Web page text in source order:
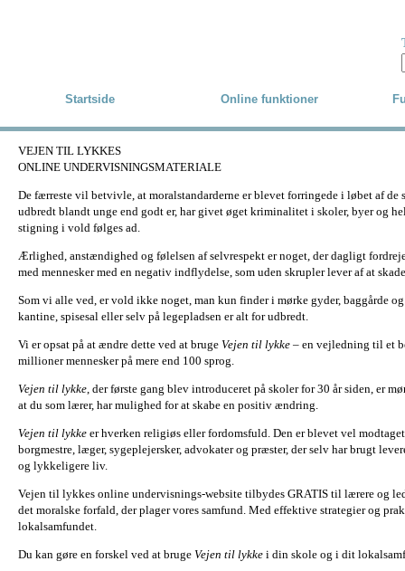
Startside Online funktioner
VEJEN TIL LYKKES
ONLINE UNDERVISNINGSMATERIALE
De færreste vil betvivle, at moralstandarderne er blevet forringede i løbet af
udbredt blandt unge end godt er, har givet øget kriminalitet i skoler, byer og
stigning i vold følges ad.
Ærlighed, anstændighed og følelsen af selvrespekt er noget, der dagligt
med mennesker med en negativ indflydelse, som uden skrupler lever af at
Som vi alle ved, er vold ikke noget, man kun finder i mørke gyder, baggårde
kantine, spisesal eller selv på legepladsen er alt for udbredt.
Vi er opsat på at ændre dette ved at bruge Vejen til lykke – en vejledning til et
millioner mennesker på mere end 100 sprog.
Vejen til lykke, der første gang blev introduceret på skoler for 30 år siden, er
at du som lærer, har mulighed for at skabe en positiv ændring.
Vejen til lykke er hverken religiøs eller fordomsfuld. Den er blevet vel
borgmestre, læger, sygeplejersker, advokater og præster, der selv har brugt
og lykkeligere liv.
Vejen til lykkes online undervisnings-website tilbydes GRATIS til lærere og
det moralske forfald, der plager vores samfund. Med effektive strategier og
lokalsamfundet.
Du kan gøre en forskel ved at bruge Vejen til lykke i din skole og i dit